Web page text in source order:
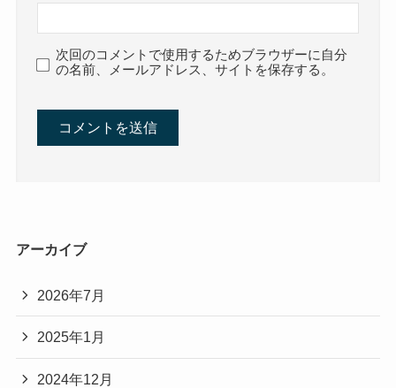
次回のコメントで使用するためブラウザーに自分
の名前、メールアドレス、サイトを保存する。
アーカイブ
2026年7月
2025年1月
2024年12月